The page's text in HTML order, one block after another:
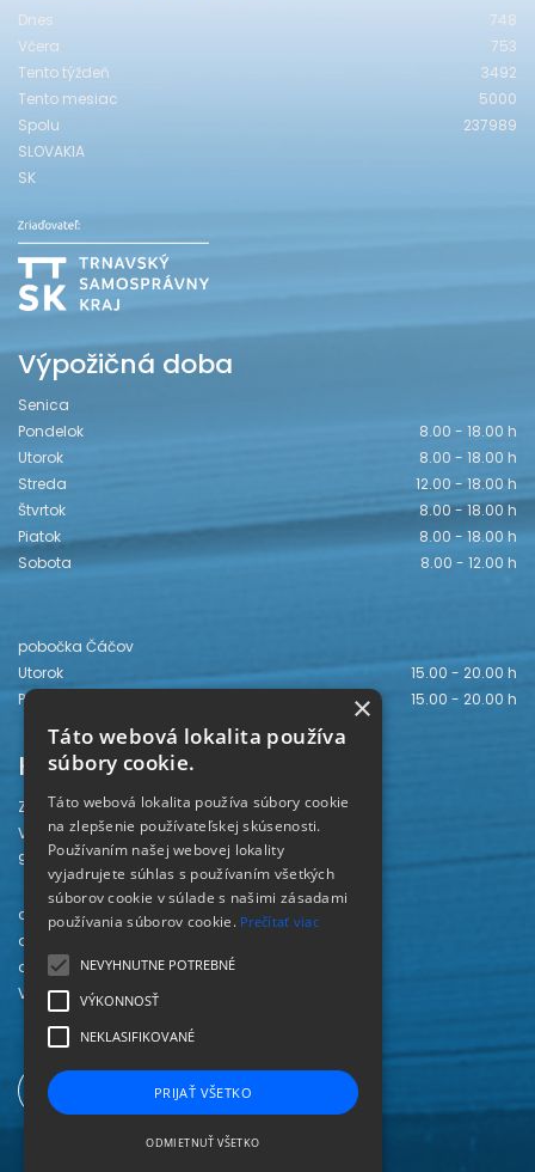
Dnes
748
Včera
753
Tento týždeň
3492
Tento mesiac
5000
Spolu
237989
SLOVAKIA
SK
Výpožičná doba
Senica
Pondelok
8.00 - 18.00 h
Utorok
8.00 - 18.00 h
Streda
12.00 - 18.00 h
Štvrtok
8.00 - 18.00 h
Piatok
8.00 - 18.00 h
Sobota
8.00 - 12.00 h
pobočka Čáčov
Utorok
15.00 - 20.00 h
Piatok
15.00 - 20.00 h
Kontakt
Záhorská knižnica
Vajanského 28
905 01 Senica
odd. beletrie 034/654 3780
odd. odbornej literatúry 034/651 2710
odd. pre deti a mládež 034/654 6519
Viac kontaktov nájdete
×
Táto webová lokalita používa
súbory cookie.
Táto webová lokalita používa súbory cookie
na zlepšenie používateľskej skúsenosti.
Používaním našej webovej lokality
vyjadrujete súhlas s používaním všetkých
súborov cookie v súlade s našimi zásadami
používania súborov cookie. Prečítať viac
NEVYHNUTNE POTREBNÉ
VÝKONNOSŤ
NEKLASIFIKOVANÉ
PRIJAŤ VŠETKO
ODMIETNUŤ VŠETKO